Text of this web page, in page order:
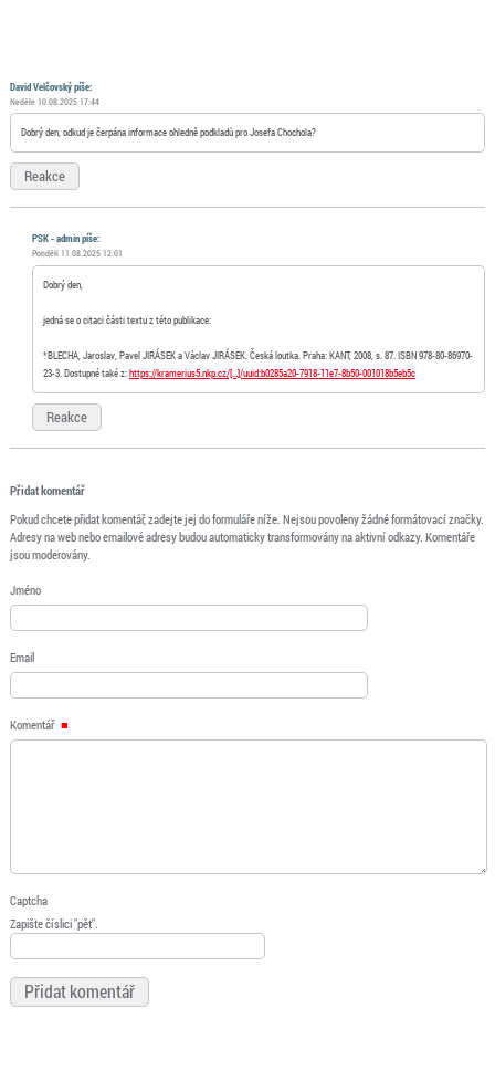
David Velčovský píše:
Neděle 10.08.2025 17:44
Dobrý den, odkud je čerpána informace ohledně podkladů pro Josefa Chochola?
Reakce
PSK - admin píše:
Pondělí 11.08.2025 12:01
Dobrý den,
jedná se o citaci části textu z této publikace:
*BLECHA, Jaroslav, Pavel JIRÁSEK a Václav JIRÁSEK. Česká loutka. Praha: KANT, 2008, s. 87. ISBN 978-80-86970-
23-3. Dostupné také z:https://kramerius5.nkp.cz/[…]/uuid:b0285a20-7918-11e7-8b50-001018b5eb5c
Reakce
Přidat komentář
Pokud chcete přidat komentář, zadejte jej do formuláře níže. Nejsou povoleny žádné formátovací značky.
Adresy na web nebo emailové adresy budou automaticky transformovány na aktivní odkazy. Komentáře
jsou moderovány.
Jméno
Email
Komentář
Captcha
Zapište číslici "pět".